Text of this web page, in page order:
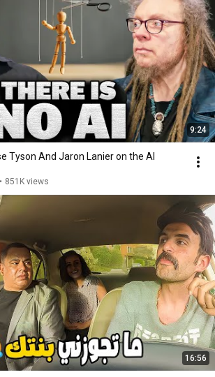
9:24
Tyson And Jaron Lanier on the AI
• 851K views
16:56